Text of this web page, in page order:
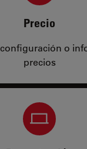
Precio
o
precios